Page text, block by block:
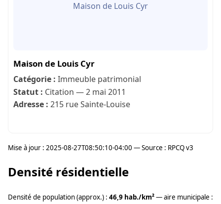
Maison de Louis Cyr
Maison de Louis Cyr
Catégorie : Immeuble patrimonial
Statut : Citation — 2 mai 2011
Adresse : 215 rue Sainte-Louise
Mise à jour : 2025-08-27T08:50:10-04:00 — Source : RPCQ v3
Densité résidentielle
Densité de population (approx.) : 46,9 hab./km²— aire municipale :